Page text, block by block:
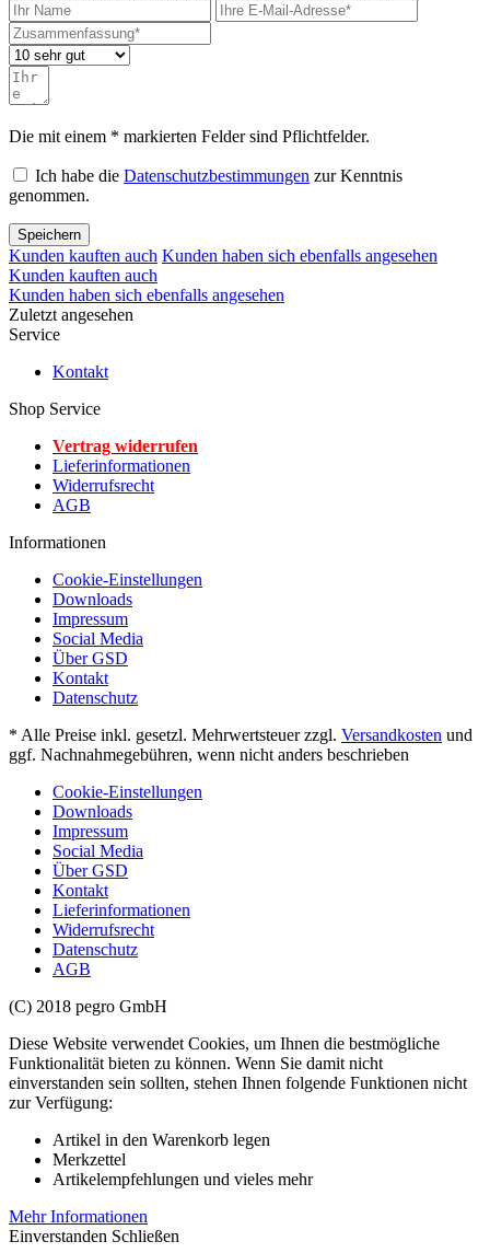
Die mit einem * markierten Felder sind Pflichtfelder.
Ich habe die Datenschutzbestimmungen zur Kenntnis
genommen.
Speichern
Kunden kauften auch Kunden haben sich ebenfalls angesehen
Kunden kauften auch
Kunden haben sich ebenfalls angesehen
Zuletzt angesehen
Service
Kontakt
Shop Service
Vertrag widerrufen
Lieferinformationen
Widerrufsrecht
AGB
Informationen
Cookie-Einstellungen
Downloads
Impressum
Social Media
Über GSD
Kontakt
Datenschutz
* Alle Preise inkl. gesetzl. Mehrwertsteuer zzgl. Versandkosten und
ggf. Nachnahmegebühren, wenn nicht anders beschrieben
Cookie-Einstellungen
Downloads
Impressum
Social Media
Über GSD
Kontakt
Lieferinformationen
Widerrufsrecht
Datenschutz
AGB
(C) 2018 pegro GmbH
Diese Website verwendet Cookies, um Ihnen die bestmögliche
Funktionalität bieten zu können. Wenn Sie damit nicht
einverstanden sein sollten, stehen Ihnen folgende Funktionen nicht
zur Verfügung:
Artikel in den Warenkorb legen
Merkzettel
Artikelempfehlungen und vieles mehr
Mehr Informationen
Einverstanden Schließen